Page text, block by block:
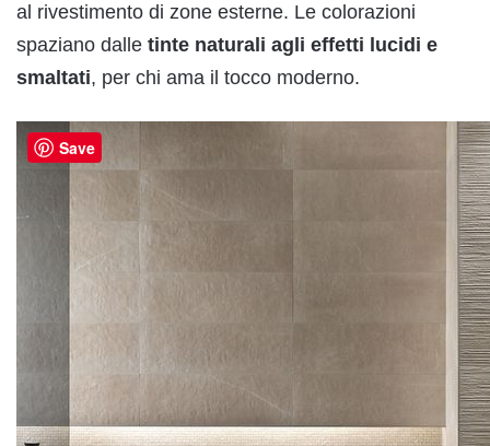
al rivestimento di zone esterne. Le colorazioni
spaziano dalle tinte naturali agli effetti lucidi e
smaltati, per chi ama il tocco moderno.
Save